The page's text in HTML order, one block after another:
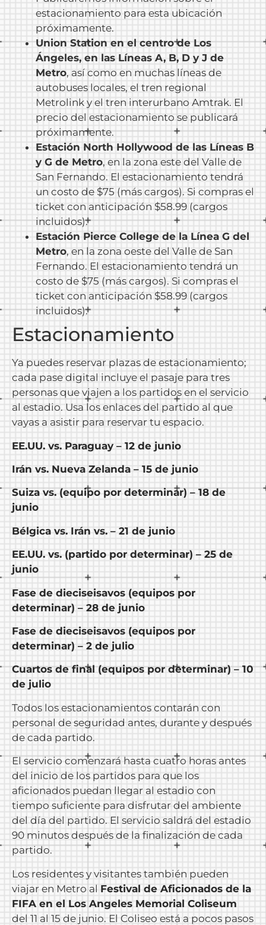
estacionamiento para esta ubicación
próximamente.
Union Station en el centro de Los
Ángeles, en las Líneas A, B, D y J de
Metro, así como en muchas líneas de
autobuses locales, el tren regional
Metrolink y el tren interurbano Amtrak. El
precio del estacionamiento se publicará
próximamente.
Estación North Hollywood de las Líneas B
y G de Metro, en la zona este del Valle de
San Fernando. El estacionamiento tendrá
un costo de $75 (más cargos). Si compras el
ticket con anticipación $58.99 (cargos
incluidos).
Estación Pierce College de la Línea G del
Metro, en la zona oeste del Valle de San
Fernando. El estacionamiento tendrá un
costo de $75 (más cargos). Si compras el
ticket con anticipación $58.99 (cargos
incluidos).
Estacionamiento
Ya puedes reservar plazas de estacionamiento;
cada pase digital incluye el pasaje para tres
personas que viajen a los partidos en el servicio
al estadio. Usa los enlaces del partido al que
vayas a asistir para reservar tu espacio.
EE.UU. vs. Paraguay – 12 de junio
Irán vs. Nueva Zelanda – 15 de junio
Suiza vs. (equipo por determinar) – 18 de
junio
Bélgica vs. Irán vs. – 21 de junio
EE.UU. vs. (partido por determinar) – 25 de
junio
Fase de dieciseisavos (equipos por
determinar) – 28 de junio
Fase de dieciseisavos (equipos por
determinar) – 2 de julio
Cuartos de final (equipos por determinar) – 10
de julio
Todos los estacionamientos contarán con
personal de seguridad antes, durante y después
de cada partido.
El servicio comenzará hasta cuatro horas antes
del inicio de los partidos para que los
aficionados puedan llegar al estadio con
tiempo suficiente para disfrutar del ambiente
del día del partido. El servicio saldrá del estadio
90 minutos después de la finalización de cada
partido.
Los residentes y visitantes también pueden
viajar en Metro al Festival de Aficionados de la
FIFA en el Los Angeles Memorial Coliseum
del 11 al 15 de junio. El Coliseo está a pocos pasos